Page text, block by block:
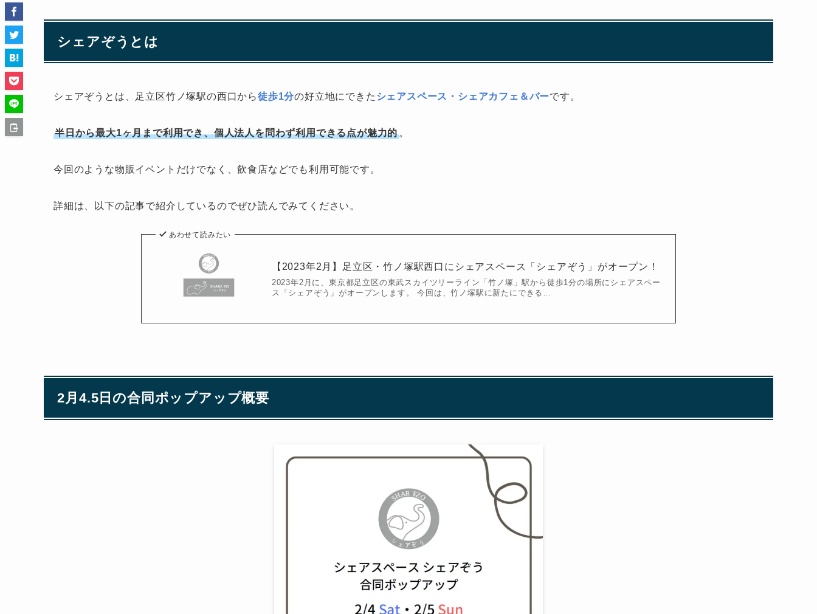
シェアぞうとは
シェアぞうとは、足立区竹ノ塚駅の西口から徒歩1分の好立地にできた シェアスペース・シェアカフェ＆バーです。
半日から最大1ヶ月まで利用でき、個人法人を問わず利用できる点が魅力的 。
今回のような物販イベントだけでなく、飲食店などでも利用可能です。
詳細は、以下の記事で紹介しているのでぜひ読んでみてください。
あわせて読みたい
【2023年2月】足立区・竹ノ塚駅西口にシェアスペース「シェアぞう」がオープン！
2023年2月に、東京都足立区の東武スカイツリーライン「竹ノ塚」駅から徒歩1分の場所にシェアスペー
ス「シェアぞう」がオープンします。 今回は、竹ノ塚駅に新たにできる…
2月4.5日の合同ポップアップ概要